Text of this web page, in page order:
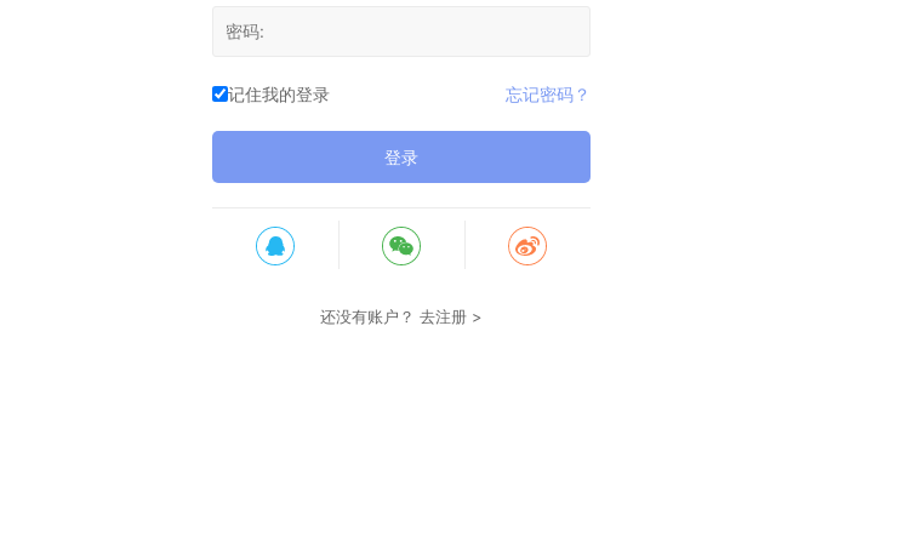
记住我的登录 忘记密码？
登录
还没有账户？去注册 >